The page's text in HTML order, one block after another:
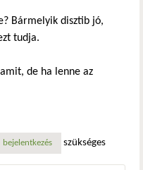
Bármelyik disztib jó,
tudja.
de ha lenne az
bejelentkezés szükséges